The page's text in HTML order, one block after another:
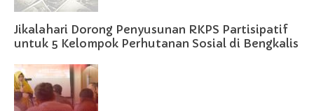
Jikalahari Dorong Penyusunan RKPS Partisipatif
untuk 5 Kelompok Perhutanan Sosial di Bengkalis